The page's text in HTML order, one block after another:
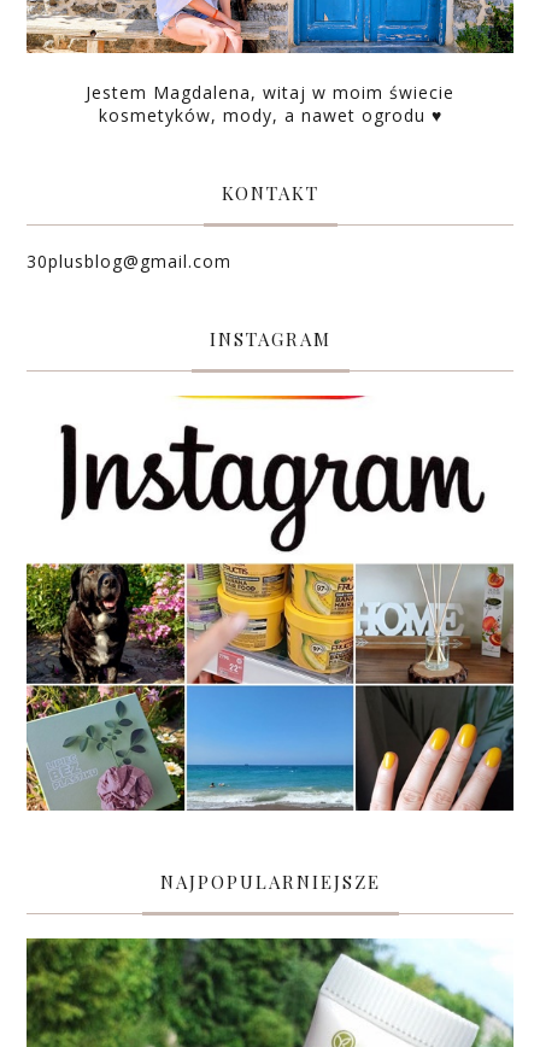
Jestem Magdalena, witaj w moim świecie
kosmetyków, mody, a nawet ogrodu ♥
KONTAKT
30plusblog@gmail.com
INSTAGRAM
NAJPOPULARNIEJSZE